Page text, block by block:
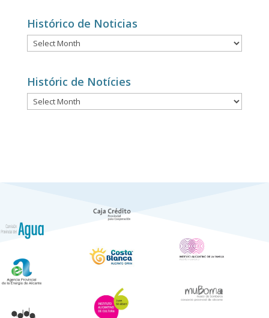
Histórico de Noticias
Histórico
de
Históric de Notícies
Históric
de